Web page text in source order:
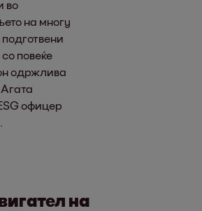
во
на многу
повеќе
одржлива
офицер
на